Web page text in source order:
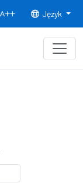
Normalny rozmiar czcionki
Rozmiar czcionki 150% Rozmiar
Język